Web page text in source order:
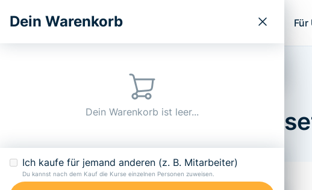
Dein Warenkorb
Dein Warenkorb ist leer...
Ich kaufe für jemand anderen (z. B. Mitarbeiter)
Du kannst nach dem Kauf die Kurse einzelnen Personen zuweisen.
Kurse Über uns Für